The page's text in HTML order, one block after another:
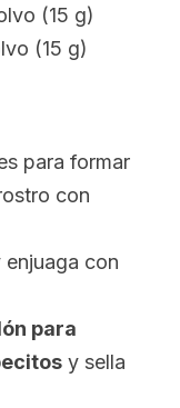
(15 g)
(15 g)
para formar
con
enjuaga con
para
y sella